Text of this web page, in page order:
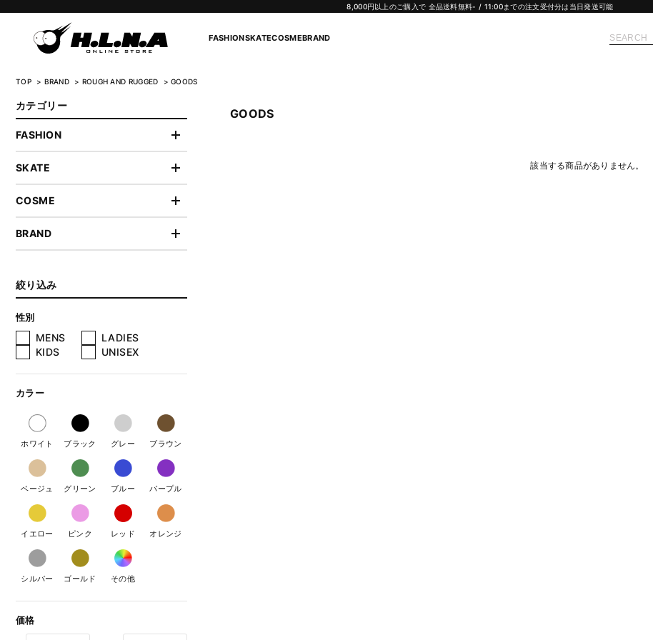
8,000円以上のご購入で 全品送料無料- / 11:00までの注文受付分は当日発送可能
FASHIONSKATECOSMEBRAND
TOP BRAND ROUGH AND RUGGED GOODS
カテゴリー
FASHION
SKATE
COSME
BRAND
絞り込み
性別
MENS
LADIES
KIDS
UNISEX
カラー
ホワイト ブラック グレー ブラウン
ベージュ グリーン ブルー パープル
イエロー ピンク レッド オレンジ
シルバー ゴールド その他
価格
GOODS
該当する商品がありません。